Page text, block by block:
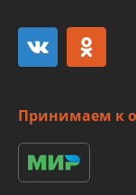
Принимаем к